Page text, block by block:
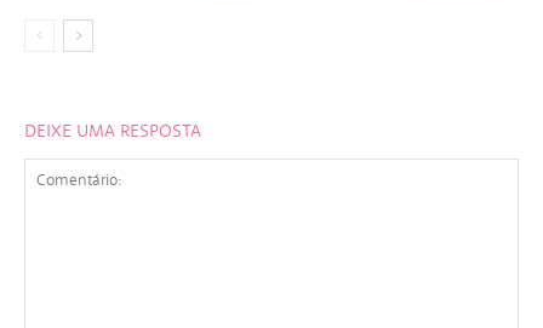
DEIXE UMA RESPOSTA